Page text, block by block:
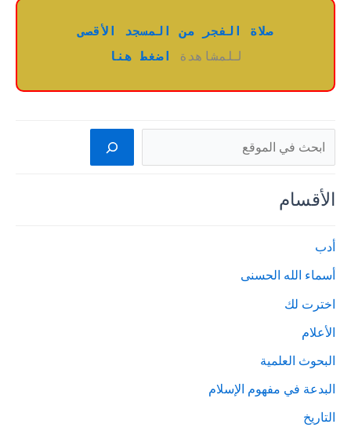
صلاة الفجر من المسجد الأقصى
للمشاهدة
اضغط هنا
البحث
الأقسام
أدب
أسماء الله الحسنى
اخترت لك
الأعلام
البحوث العلمية
البدعة في مفهوم الإسلام
التاريخ